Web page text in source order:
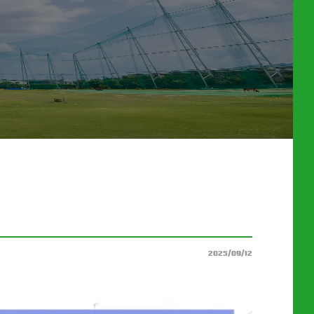
2025/09/12